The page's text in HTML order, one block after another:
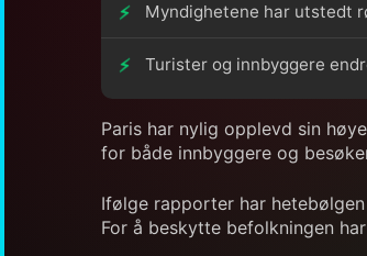
Myndighetene har utstedt
Turister og innbyggere
Paris har nylig opplevd sin
for både innbyggere og
Ifølge rapporter har
For å beskytte befolkningen